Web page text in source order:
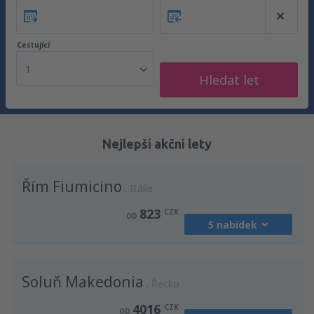
Cestující
1
Hledat let
Nejlepší akční lety
Řím Fiumicino Itálie
OD 823 CZK
5 nabídek
OD 1185CZK
Soluň Makedonia Řecko
OD 4016 CZK